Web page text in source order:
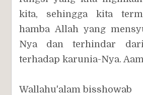
kita, sehingga kita
hamba Allah yang
Nya dan terhindar
terhadap karunia-Nya.
Wallahu'alam bisshowab